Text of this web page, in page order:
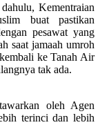
Kementraian
buat pastikan
pesawat yang
saat jamaah umroh
ke Tanah Air
tak ada.
oleh Agen
terinci dan lebih